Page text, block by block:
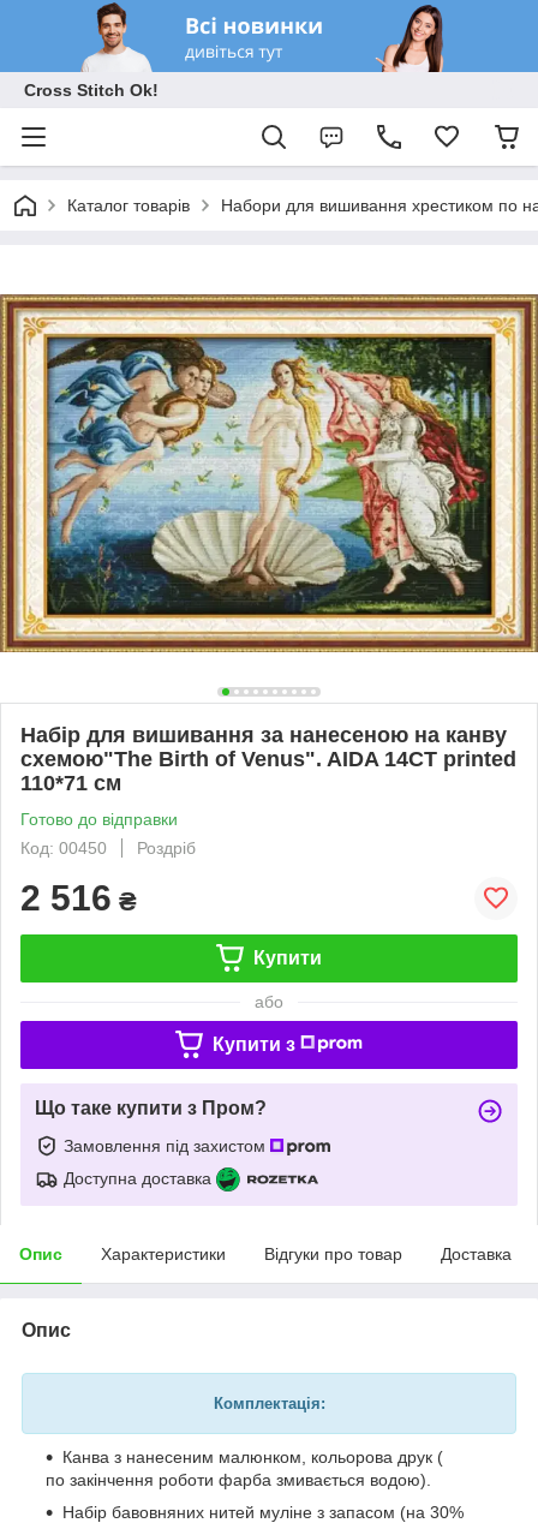
Cross Stitch Ok!
Каталог товарів Набори для вишивання хрестиком по
Набір для вишивання за нанесеною на канву
схемою"The Birth of Venus". AIDA 14CT printed
110*71 см
Готово до відправки
Код: 00450
Роздріб
2 516 ₴
Купити
або
Купити з
Що таке купити з Пром?
Замовлення під захистом
Доступна доставка
Опис Характеристики Відгуки про товар Доставка
Опис
Комплектація:
Канва з нанесеним малюнком, кольорова друк (
по закінчення роботи фарба змивається водою).
Набір бавовняних нитей муліне з запасом (на 30%